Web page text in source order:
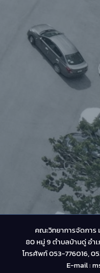
คณะวิทยาการจัดการ
80 หมู่ 9 ตำบลบ้านดู่ อำ
โทรศัพท์ 053-776016,
E-mail :